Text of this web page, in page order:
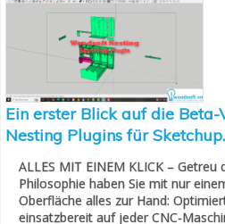
Ein erster Blick auf die Beta-
Nesting Plugins für Sketchup.
ALLES MIT EINEM KLICK –
Philosophie haben Sie mit nur
Oberfläche alles zur Hand:
einsatzbereit auf jeder CNC-